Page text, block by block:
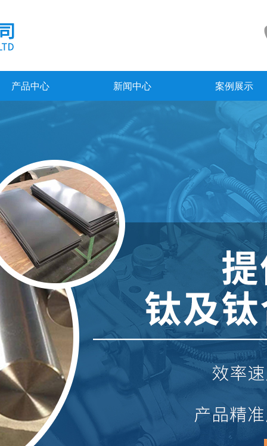
产品中心 新闻中心 案例展示